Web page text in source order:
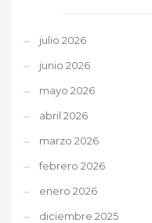
julio 2026
junio 2026
mayo 2026
abril 2026
marzo 2026
febrero 2026
enero 2026
diciembre 2025